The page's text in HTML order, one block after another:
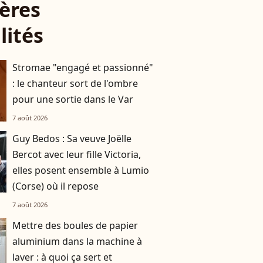
Stromae "engagé et passionné"
: le chanteur sort de l'ombre
pour une sortie dans le Var
7 août 2026
Guy Bedos : Sa veuve Joëlle
Bercot avec leur fille Victoria,
elles posent ensemble à Lumio
(Corse) où il repose
7 août 2026
Mettre des boules de papier
aluminium dans la machine à
laver : à quoi ça sert et